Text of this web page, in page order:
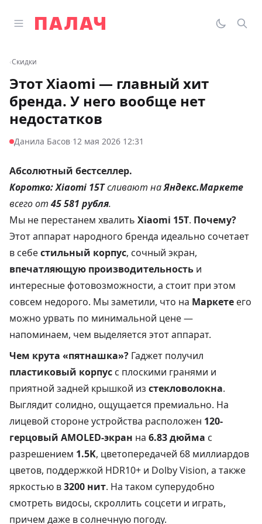
Открыть главное меню
Палач
‹Скидки
Этот Xiaomi — главный хит
бренда. У него вообще нет
недостатков
Данила Басов·12 мая 2026 12:31
Абсолютный бестселлер.
Коротко:Xiaomi 15Tсливают наЯндекс.Маркете
всего от 45 581 рубля.
Мы не перестанем хвалить Xiaomi 15T. Почему?
Этот аппарат народного бренда идеально сочетает
в себестильный корпус, сочный экран,
впечатляющую производительность и
интересные фотовозможности, а стоит при этом
совсем недорого. Мы заметили, что на Маркете его
можно урвать по минимальной цене —
напоминаем, чем выделяется этот аппарат.
Чем крута «пятнашка»? Гаджет получил
пластиковый корпус с плоскими гранями и
приятной задней крышкой из стекловолокна.
Выглядит солидно, ощущается премиально. На
лицевой стороне устройства расположен 120-
герцовый AMOLED-экран на 6.83 дюйма с
разрешением 1.5K, цветопередачей 68 миллиардов
цветов, поддержкой HDR10+ и Dolby Vision, а также
яркостью в3200 нит. На таком суперудобно
смотреть видосы, скроллить соцсети и играть,
причем даже в солнечную погоду.